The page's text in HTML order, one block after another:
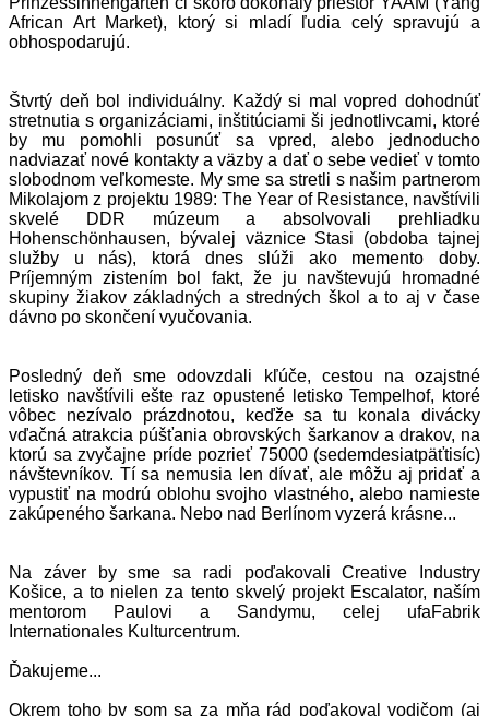
African Art Market), ktorý si mladí ľudia celý spravujú a
obhospodarujú.
Štvrtý deň bol individuálny. Každý si mal vopred dohodnúť
stretnutia s organizáciami, inštitúciami ši jednotlivcami, ktoré
by mu pomohli posunúť sa vpred, alebo jednoducho
nadviazať nové kontakty a väzby a dať o sebe vedieť v tomto
slobodnom veľkomeste. My sme sa stretli s našim partnerom
Mikolajom z projektu 1989: The Year of Resistance, navštívili
skvelé DDR múzeum a absolvovali prehliadku
Hohenschönhausen, bývalej väznice Stasi (obdoba tajnej
služby u nás), ktorá dnes slúži ako memento doby.
Príjemným zistením bol fakt, že ju navštevujú hromadné
skupiny žiakov základných a stredných škol a to aj v čase
dávno po skončení vyučovania.
Posledný deň sme odovzdali kľúče, cestou na ozajstné
letisko navštívili ešte raz opustené letisko Tempelhof, ktoré
vôbec nezívalo prázdnotou, keďže sa tu konala divácky
vďačná atrakcia púšťania obrovských šarkanov a drakov, na
ktorú sa zvyčajne príde pozrieť 75000 (sedemdesiatpäťtisíc)
návštevníkov. Tí sa nemusia len dívať, ale môžu aj pridať a
vypustiť na modrú oblohu svojho vlastného, alebo namieste
zakúpeného šarkana. Nebo nad Berlínom vyzerá krásne...
Na záver by sme sa radi poďakovali Creative Industry
Košice, a to nielen za tento skvelý projekt Escalator, naším
mentorom Paulovi a Sandymu, celej ufaFabrik
Internationales Kulturcentrum.
Ďakujeme...
Okrem toho by som sa za mňa rád poďakoval vodičom (aj